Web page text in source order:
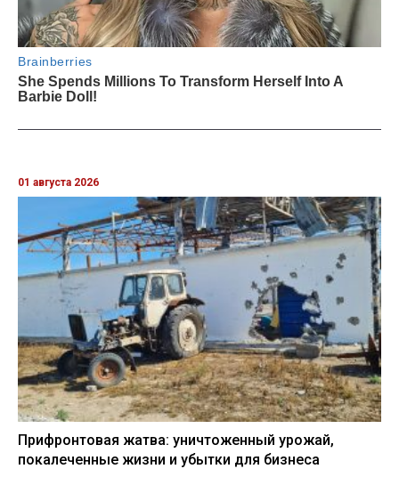
01 августа 2026
Прифронтовая жатва: уничтоженный урожай,
покалеченные жизни и убытки для бизнеса